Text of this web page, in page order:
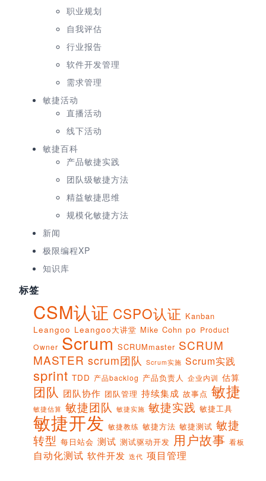
职业规划
自我评估
行业报告
软件开发管理
需求管理
敏捷活动
直播活动
线下活动
敏捷百科
产品敏捷实践
团队级敏捷方法
精益敏捷思维
规模化敏捷方法
新闻
极限编程XP
知识库
标签
CSM认证 CSPO认证 Kanban
Leangoo Leangoo大讲堂 Mike Cohn po Product
Owner Scrum SCRUMmaster SCRUM
MASTER scrum团队 Scrum实施 Scrum实践
sprint TDD 产品backlog 产品负责人 企业内训 估算
团队 团队协作 团队管理 持续集成 故事点 敏捷
敏捷估算 敏捷团队 敏捷实施 敏捷实践 敏捷工具
敏捷开发 敏捷教练 敏捷方法 敏捷测试 敏捷
转型 每日站会 测试 测试驱动开发 用户故事 看板
自动化测试 软件开发 迭代 项目管理